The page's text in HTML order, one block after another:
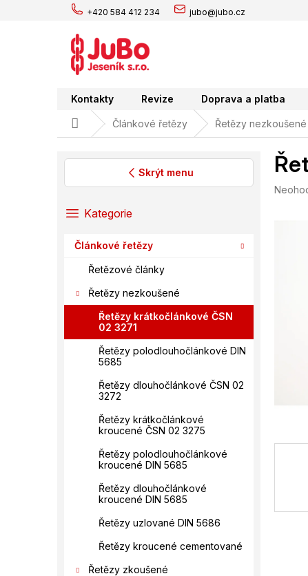
+420 584 412 234 jubo@jubo.cz
Kontakty Revize Doprava a platba
Domů Článkové řetězy Řetězy nezkoušené
Skrýt menu
PřeskočitKategorie
Článkové řetězy
Řetězové články
Řetězy nezkoušené
Řetězy krátkočlánkové ČSN
02 3271
Řetězy polodlouhočlánkové DIN
5685
Řetězy dlouhočlánkové ČSN 02
3272
Řetězy krátkočlánkové
kroucené ČSN 02 3275
Řetězy polodlouhočlánkové
kroucené DIN 5685
Řetězy dlouhočlánkové
kroucené DIN 5685
Řetězy uzlované DIN 5686
Řetězy kroucené cementované
Řetězy zkoušené